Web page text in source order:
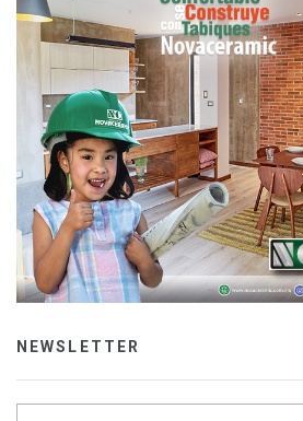
NEWSLETTER